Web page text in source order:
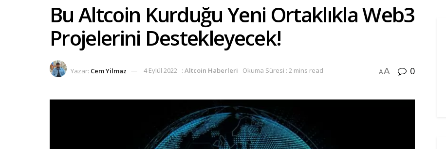
Bu Altcoin Kurduğu Yeni Ortaklıkla Web3
Projelerini Destekleyecek!
Yazar: Cem Yilmaz 4 Eylül 2022 : Altcoin Haberleri Okuma Süresi : 2 mins read AA 0